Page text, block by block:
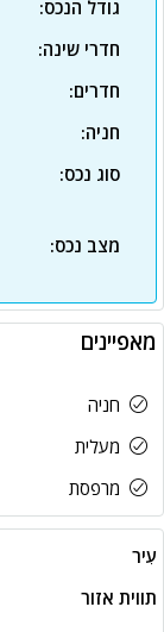
גודל הנכס:
חדרי שינה:
חדרים:
חניה:
סוג נכס:
מצב נכס:
מאפיינים
חניה
מעלית
מרפסת
עִיר
תווית אזור